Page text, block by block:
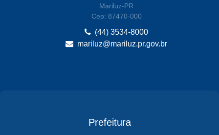
Mariluz-PR
Cep: 87470-000
(44) 3534-8000
mariluz@mariluz.pr.gov.br
Prefeitura